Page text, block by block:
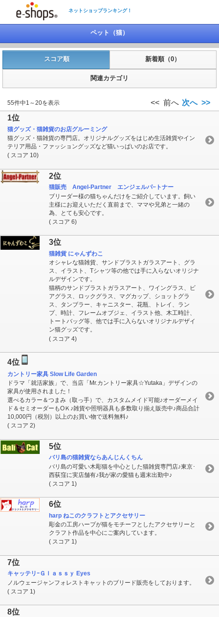
ネットショップランキング！
ペット（猫）
スコア順 新着順（0）
関連カテゴリ
55件中1～20を表示 << 前へ 次へ >>
1位
猫グッズ・猫雑貨のお店グルーミング
猫グッズ・猫雑貨の専門店。オリジナルグッズをはじめ生活雑貨やイン
テリア用品・ファッショングッズなど猫いっぱいのお店です。
( スコア 10)
2位
猫販売 Angel-Partner エンジェルパ−トナー
ブリーダー様の猫ちゃんだけをご紹介しています。飼い
主様にお迎えいただく直前まで、ママや兄弟と一緒の
為、とても安心です。
( スコア 6)
3位
猫雑貨 にゃんずわこ
オシャレな猫雑貨、サンドブラストガラスアート、グラ
ス、イラスト、Tシャツ等の他では手に入らないオリジナ
ルデザインです。
猫柄のサンドブラストガラスアート、ワイングラス、ビ
アグラス、ロックグラス、マグカップ、ショットグラ
ス、タンブラー、キャニスター、花瓶、トレイ、ラン
プ、時計、フレームオブジェ、イラスト他、木工時計、
トートバッグ等、他では手に入らないオリジナルデザイ
ン猫グッズです。
( スコア 4)
4位
カントリー家具 Slow Life Garden
ドラマ「就活家族」で、当店「Mr.カントリー家具☆Yutaka」デザインの
家具が使用されました！
選べるカラー＆つまみ（取っ手）で、カスタムメイド可能♪オーダーメイ
ド＆セミオーダーもOＫ♪雑貨や照明器具も多数取り揃え販売中♪商品合計
10,000円（税別）以上のお買い物で送料無料♪
( スコア 2)
5位
バリ島の猫雑貨ならあんじんくちん
バリ島の可愛い木彫猫を中心とした猫雑貨専門店♪東京･
西荻窪に実店舗有♪我が家の愛猫も週末出勤中♪
( スコア 1)
6位
harp ねこのクラフトとアクセサリー
彫金の工房ハープが猫をモチーフとしたアクセサリーと
クラフト作品を中心にご案内しています。
( スコア 1)
7位
キャッテリｰＧｌａｓｓｙ Eyes
ノルウェージャンフォレストキャットのブリード販売をしております。
( スコア 1)
8位